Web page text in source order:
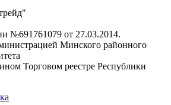
№691761079 от 27.03.2014.
Минского районного
Торговом реестре Республики